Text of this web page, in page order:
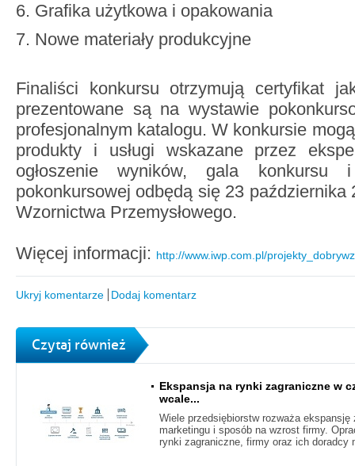
Grafika użytkowa i opakowania
Nowe materiały produkcyjne
Finaliści konkursu otrzymują certyfikat
prezentowane są na wystawie
profesjonalnym katalogu. W konkursie
produkty i usługi wskazane przez
ogłoszenie wyników, gala konkursu
pokonkursowej odbędą się 23 października
Wzornictwa Przemysłowego.
Więcej informacji: http://www.iwp.com.pl/
Ukryj komentarze Dodaj komentarz
Czytaj również
Ekspansja na rynki zagraniczne w
wcale...
Wiele przedsiębiorstw rozważa
marketingu i sposób na wzrost firmy.
rynki zagraniczne, firmy oraz ich